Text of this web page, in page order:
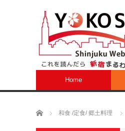
Home
ホーム 和食 /定食/ 郷土料理